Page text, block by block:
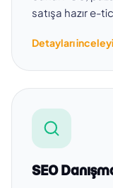
satışa hazır e-
Detayları
SEO